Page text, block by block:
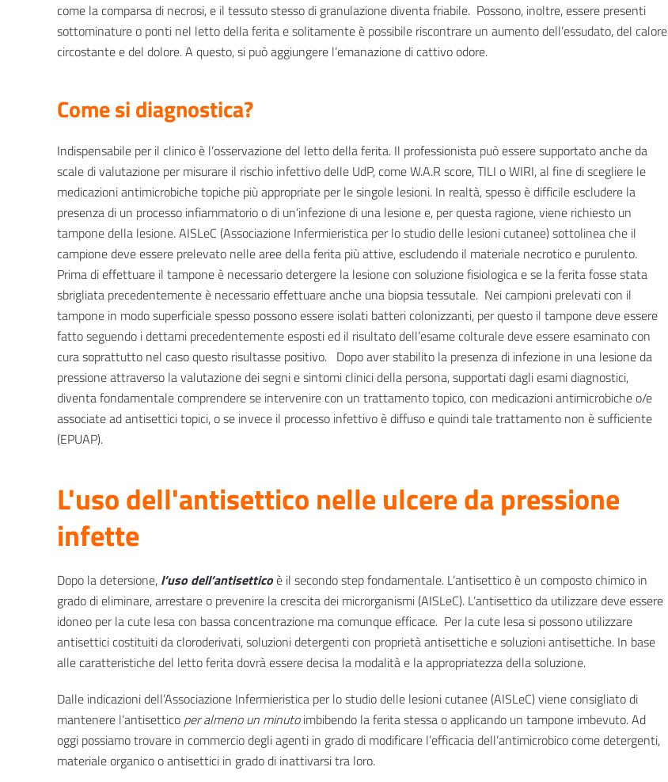
come la comparsa di necrosi, e il tessuto stesso di granulazione diventa friabile. Possono, inoltre, essere presenti
sottominature o ponti nel letto della ferita e solitamente è possibile riscontrare un aumento dell’essudato, del calore
circostante e del dolore. A questo, si può aggiungere l’emanazione di cattivo odore.
Come si diagnostica?
Indispensabile per il clinico è l’osservazione del letto della ferita. Il professionista può essere supportato anche da
scale di valutazione per misurare il rischio infettivo delle UdP, come W.A.R score, TILI o WIRI, al fine di scegliere le
medicazioni antimicrobiche topiche più appropriate per le singole lesioni. In realtà, spesso è difficile escludere la
presenza di un processo infiammatorio o di un’infezione di una lesione e, per questa ragione, viene richiesto un
tampone della lesione. AISLeC (Associazione Infermieristica per lo studio delle lesioni cutanee) sottolinea che il
campione deve essere prelevato nelle aree della ferita più attive, escludendo il materiale necrotico e purulento.
Prima di effettuare il tampone è necessario detergere la lesione con soluzione fisiologica e se la ferita fosse stata
sbrigliata precedentemente è necessario effettuare anche una biopsia tessutale. Nei campioni prelevati con il
tampone in modo superficiale spesso possono essere isolati batteri colonizzanti, per questo il tampone deve essere
fatto seguendo i dettami precedentemente esposti ed il risultato dell’esame colturale deve essere esaminato con
cura soprattutto nel caso questo risultasse positivo. Dopo aver stabilito la presenza di infezione in una lesione da
pressione attraverso la valutazione dei segni e sintomi clinici della persona, supportati dagli esami diagnostici,
diventa fondamentale comprendere se intervenire con un trattamento topico, con medicazioni antimicrobiche o/e
associate ad antisettici topici, o se invece il processo infettivo è diffuso e quindi tale trattamento non è sufficiente
(EPUAP).
L'uso dell'antisettico nelle ulcere da pressione
infette
Dopo la detersione, l’uso dell’antisetticoè il secondo step fondamentale. L’antisettico è un composto chimico in
grado di eliminare, arrestare o prevenire la crescita dei microrganismi (AISLeC). L’antisettico da utilizzare deve essere
idoneo per la cute lesa con bassa concentrazione ma comunque efficace. Per la cute lesa si possono utilizzare
antisettici costituiti da cloroderivati, soluzioni detergenti con proprietà antisettiche e soluzioni antisettiche. In base
alle caratteristiche del letto ferita dovrà essere decisa la modalità e la appropriatezza della soluzione.
Dalle indicazioni dell’Associazione Infermieristica per lo studio delle lesioni cutanee (AISLeC) viene consigliato di
mantenere l’antisettico per almeno un minutoimbibendo la ferita stessa o applicando un tampone imbevuto. Ad
oggi possiamo trovare in commercio degli agenti in grado di modificare l’efficacia dell’antimicrobico come detergenti,
materiale organico o antisettici in grado di inattivarsi tra loro.